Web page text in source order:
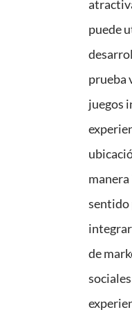
puede
prueba
juegos
sentido
de